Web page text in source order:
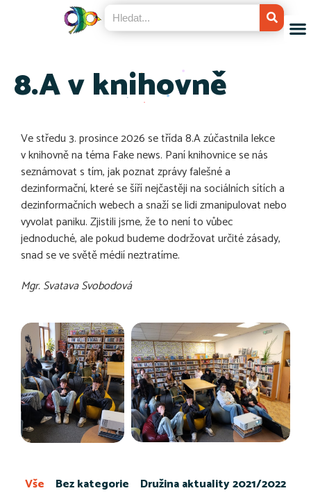
8.A v knihovně
Ve středu 3. prosince 2026 se třída 8.A zúčastnila lekce
v knihovně na téma Fake news. Paní knihovnice se nás
seznámovat s tím, jak poznat zprávy falešné a
dezinformační, které se šíří nejčastěji na sociálních sítích a
dezinformačních webech a snaží se lidi zmanipulovat nebo
vyvolat paniku. Zjistili jsme, že to není to vůbec
jednoduché, ale pokud budeme dodržovat určité zásady,
snad se ve světě médií neztratíme.
Mgr. Svatava Svobodová
Bez kategorie
Družina aktuality 2021/2022
Vše